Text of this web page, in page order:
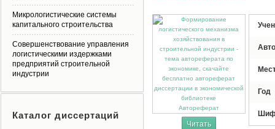
Автореферат
Читать
Год
Микрологистические системы
капитального строительства
Совершенствование управления
логистическими издержками
предприятий строительной
индустрии
Каталог диссертаций